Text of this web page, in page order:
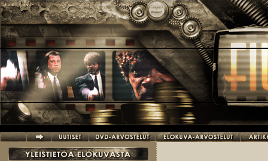
Hyppää pääsisältöön